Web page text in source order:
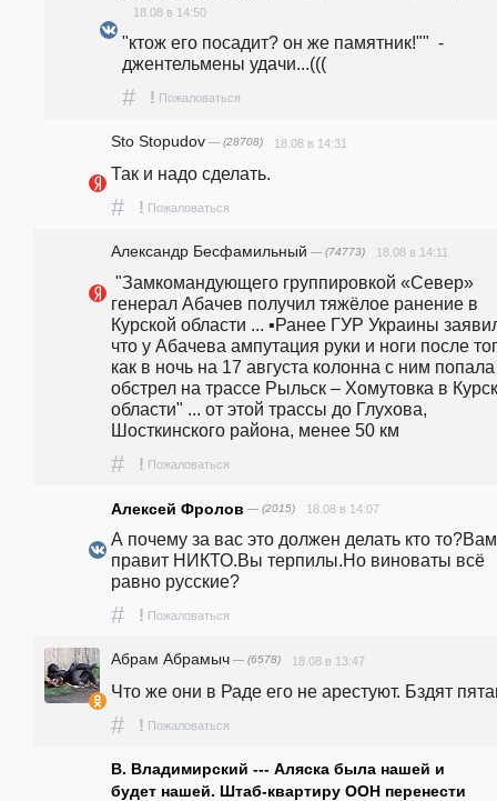
18.08 в 14:50
"ктож его посадит? он же памятник!""  -
джентельмены удачи...(((
# ! Пожаловаться
Sto Stopudov — (28708) 18.08 в 14:31
Так и надо сделать.
# ! Пожаловаться
Александр Бесфамильный — (74773) 18.08 в 14:11
генерал Абачев получил тяжёлое ранение в
Курской области ... ▪️Ранее ГУР Украины
что у Абачева ампутация руки и ноги после
как в ночь на 17 августа колонна с ним
обстрел на трассе Рыльск – Хомутовка в
области" ... от этой трассы до Глухова,
Шосткинского района, менее 50 км
# ! Пожаловаться
Алексей Фролов — (2015) 18.08 в 14:07
А почему за вас это должен делать кто
правит НИКТО.Вы терпилы.Но виноваты всё
равно русские?
# ! Пожаловаться
Абрам Абрамыч — (6578) 18.08 в 13:47
Что же они в Раде его не арестуют. Бздят
# ! Пожаловаться
В. Владимирский --- Аляска была нашей и
будет нашей. Штаб-квартиру ООН перенести